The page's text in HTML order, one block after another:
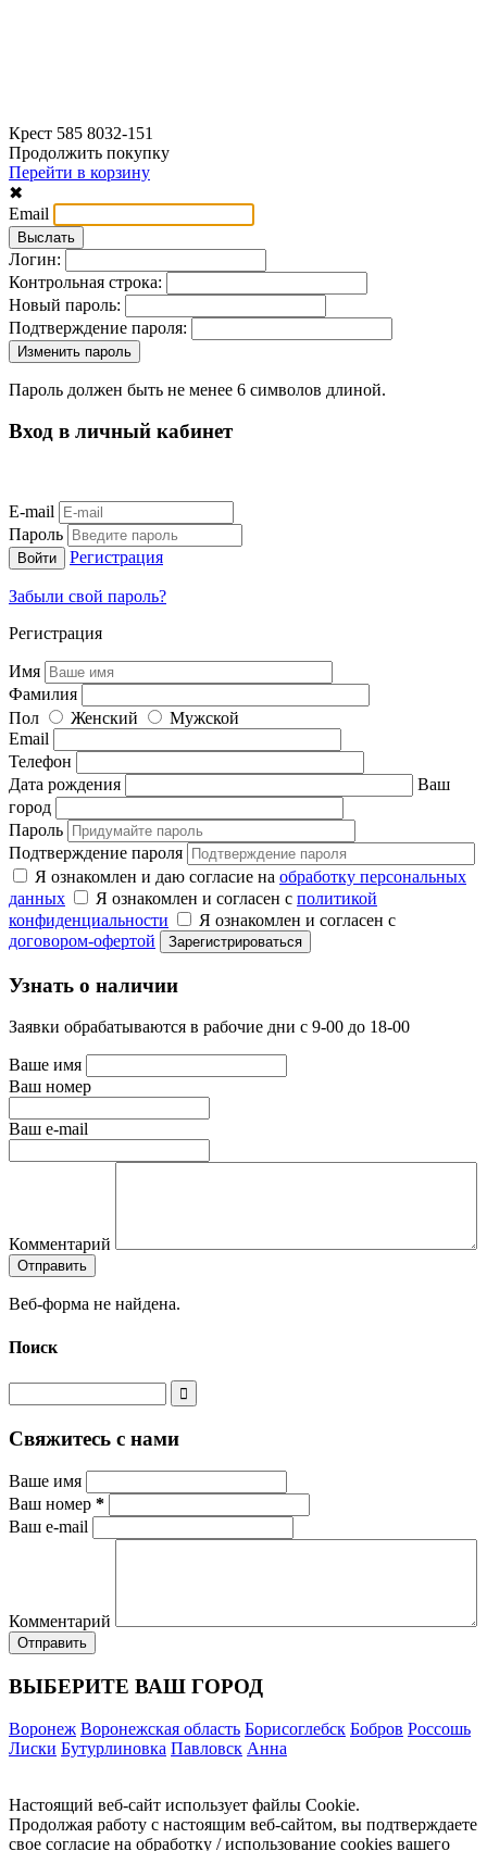
Крест 585 8032-151
Продолжить покупку
Перейти в корзину
✖
Email
Логин:
Контрольная строка:
Новый пароль:
Подтверждение пароля:
Пароль должен быть не менее 6 символов длиной.
Вход в личный кабинет
E-mail
Пароль
Регистрация
Забыли свой пароль?
Регистрация
Имя
Фамилия
Пол
Женский
Мужской
Email
Телефон
Дата рождения
Ваш
город
Пароль
Подтверждение пароля
Я ознакомлен и даю согласие на обработку персональных
данных
Я ознакомлен и согласен с политикой
конфиденциальности
Я ознакомлен и согласен с
договором-офертой
Узнать о наличии
Заявки обрабатываются в рабочие дни с 9-00 до 18-00
Ваше имя
Ваш номер
Ваш e-mail
Комментарий
Веб-форма не найдена.
Поиск
Свяжитесь с нами
Ваше имя
Ваш номер *
Ваш e-mail
Комментарий
ВЫБЕРИТЕ ВАШ ГОРОД
Воронеж Воронежская область Борисоглебск Бобров Россошь
Лиски Бутурлиновка Павловск Анна
Настоящий веб-сайт использует файлы Cookie.
Продолжая работу с настоящим веб-сайтом, вы подтверждаете
свое согласие на обработку / использование cookies вашего